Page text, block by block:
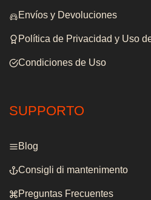
Envíos y Devoluciones
Política de Privacidad y Uso
Condiciones de Uso
SUPPORTO
Blog
Consigli di mantenimento
Preguntas Frecuentes